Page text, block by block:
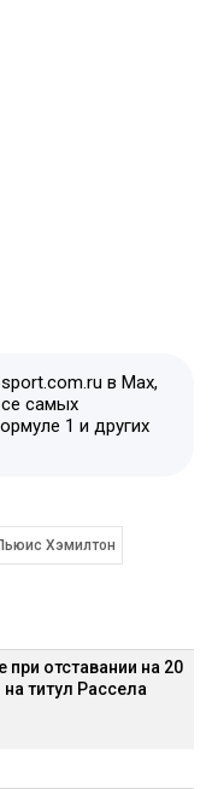
в Max,
самых
1 и других
Хэмилтон
отставании на 20
титул Рассела